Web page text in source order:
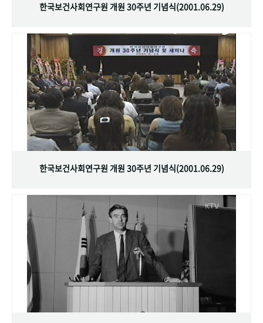
한국보건사회연구원 개원 30주년 기념식(2001.06.29)
한국보건사회연구원 개원 30주년 기념식(2001.06.29)